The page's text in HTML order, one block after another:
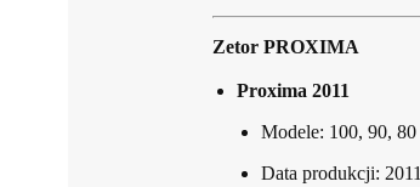
Zetor PROXIMA
Proxima 2011
Modele: 100, 90, 80
Data produkcji: 2011